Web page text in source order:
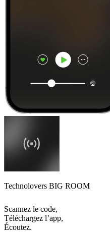
Technolovers BIG ROOM
Scannez le code,
Téléchargez l’app,
Écoutez.